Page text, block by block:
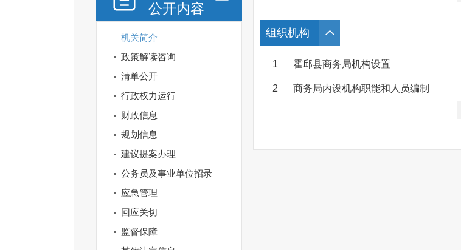
公开内容
机关简介
政策解读咨询
清单公开
行政权力运行
财政信息
规划信息
建议提案办理
公务员及事业单位招录
应急管理
回应关切
监督保障
组织机构
1 霍邱县商务局机构设置
2 商务局内设机构职能和人员编制